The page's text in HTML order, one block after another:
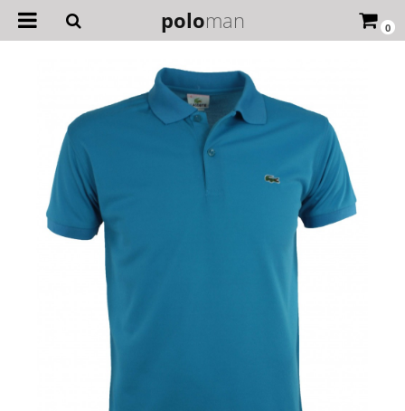
0
poloman